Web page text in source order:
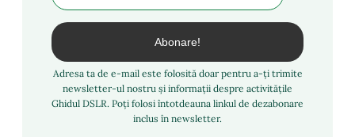
Adresa ta de e-mail este folosită doar pentru a-ți trimite
newsletter-ul nostru și informații despre activitățile
Ghidul DSLR. Poți folosi întotdeauna linkul de dezabonare
inclus în newsletter.